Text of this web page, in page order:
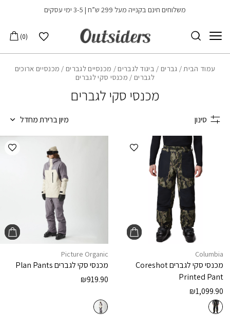
Skip to Contentמשלוחים חינם בקנייה מעל 299 ש”ח | 3-5 ימי עסקים
הרשימה שלי
0
עמוד הבית/ גברים / ביגוד לגברים / מכנסיים לגברים / מכנסיים ארוכים
לגברים / מכנסי סקי לגברים
מכנסי סקי לגברים
סינון מיון ברירת מחדל
הוספה למועדפים
Columbia
מכנסי סקי לגבריםCoreshot
Printed Pant
₪1,099.90
Picture Organic
מכנסי סקי לגבריםPlan Pants
₪919.90